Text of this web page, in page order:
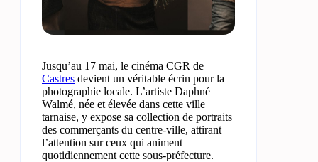
Jusqu’au 17 mai, le cinéma CGR de
Castres devient un véritable écrin pour la
photographie locale. L’artiste Daphné
Walmé, née et élevée dans cette ville
tarnaise, y expose sa collection de portraits
des commerçants du centre-ville, attirant
l’attention sur ceux qui animent
quotidiennement cette sous-préfecture.